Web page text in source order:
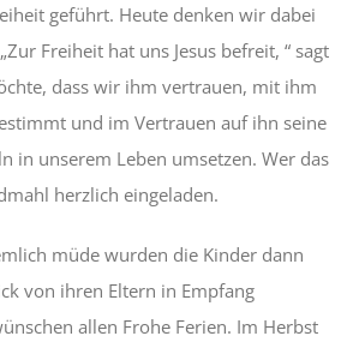
geführt. Heute denken wir dabei
Freiheit hat uns Jesus befreit, “ sagt
dass wir ihm vertrauen, mit ihm
und im Vertrauen auf ihn seine
in unserem Leben umsetzen. Wer das
herzlich eingeladen.
müde wurden die Kinder dann
von ihren Eltern in Empfang
allen Frohe Ferien. Im Herbst